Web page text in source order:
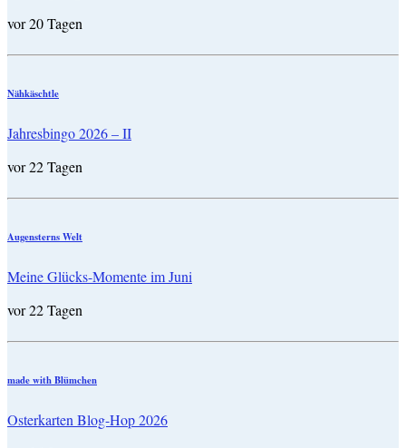
vor 20 Tagen
Nähkäschtle
Jahresbingo 2026 – II
vor 22 Tagen
Augensterns Welt
Meine Glücks-Momente im Juni
vor 22 Tagen
made with Blümchen
Osterkarten Blog-Hop 2026